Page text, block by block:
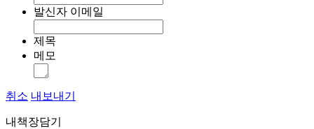
발신자 이메일
제목
메모
취소 내보내기
내책장담기